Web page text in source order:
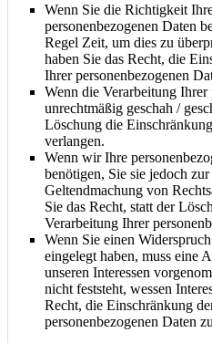
Wenn Sie die Richtigkeit
personenbezogenen Daten
Regel Zeit, um dies zu
haben Sie das Recht, die
Ihrer personenbezogenen
Wenn die Verarbeitung Ihrer
unrechtmäßig geschah /
Löschung die
verlangen.
Wenn wir Ihre
benötigen, Sie sie jedoch
Geltendmachung von
Sie das Recht, statt der
Verarbeitung Ihrer
Wenn Sie einen
eingelegt haben, muss eine
unseren Interessen
nicht feststeht, wessen
Recht, die Einschränkung
personenbezogenen Daten